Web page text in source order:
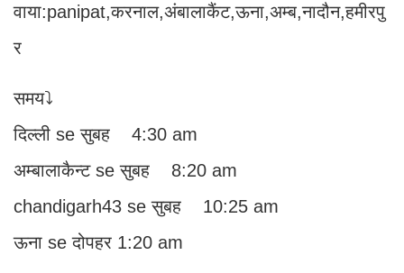
वाया:panipat,करनाल,अंबालाकैंट,ऊना,अम्ब,नादौन,हमीरपु
र
समय⤵️
दिल्ली se सुबह 4:30 am
अम्बालाकैन्ट se सुबह 8:20 am
chandigarh43 se सुबह 10:25 am
ऊना se दोपहर 1:20 am